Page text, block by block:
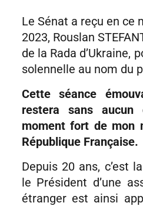
Le Sénat a reçu en ce
2023, Rouslan
de la Rada d’Ukraine,
solennelle au nom du
Cette séance
restera sans aucun
moment fort de mon
République Française.
Depuis 20 ans, c’est
le Président d’une
étranger est ainsi